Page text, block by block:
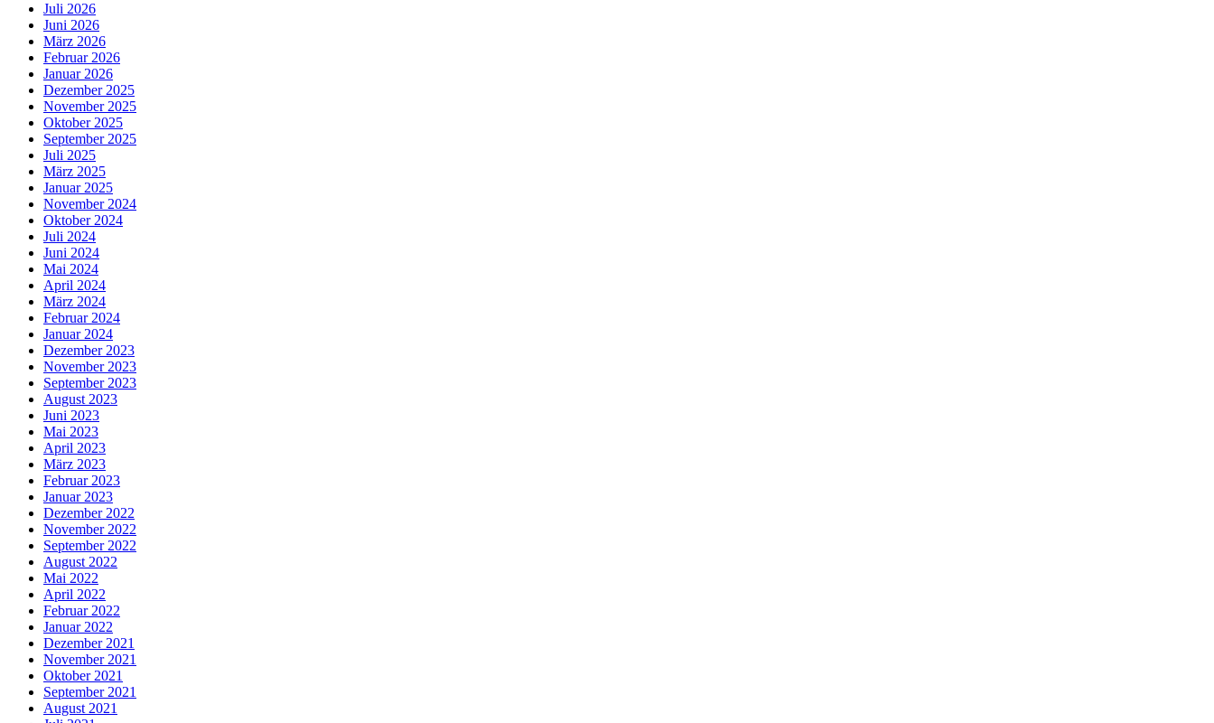
Juli 2026
Juni 2026
März 2026
Februar 2026
Januar 2026
Dezember 2025
November 2025
Oktober 2025
September 2025
Juli 2025
März 2025
Januar 2025
November 2024
Oktober 2024
Juli 2024
Juni 2024
Mai 2024
April 2024
März 2024
Februar 2024
Januar 2024
Dezember 2023
November 2023
September 2023
August 2023
Juni 2023
Mai 2023
April 2023
März 2023
Februar 2023
Januar 2023
Dezember 2022
November 2022
September 2022
August 2022
Mai 2022
April 2022
Februar 2022
Januar 2022
Dezember 2021
November 2021
Oktober 2021
September 2021
August 2021